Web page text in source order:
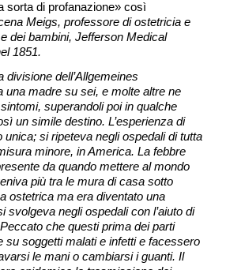
sorta di profanazione» così
Meigs, professore di ostetricia e
dei bambini, Jefferson Medical
1851.
divisione dell’Allgemeines
una madre su sei, e molte altre ne
superandoli poi in qualche
un simile destino. L’esperienza di
unica; si ripeteva negli ospedali di tutta
minore, in America. La febbre
da quando mettere al mondo
più tra le mura di casa sotto
ostetrica ma era diventato una
svolgeva negli ospedali con l’aiuto di
che questi prima dei parti
su soggetti malati e infetti e facessero
le mani o cambiarsi i guanti. Il